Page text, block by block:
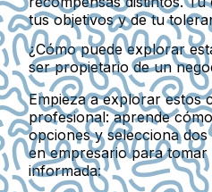
tus objetivos y de tu
¿Cómo puede explorar
ser propietario de un
Empieza a explorar estos
profesional: aprende
opciones y selecciona
en empresario para tomar
informada: